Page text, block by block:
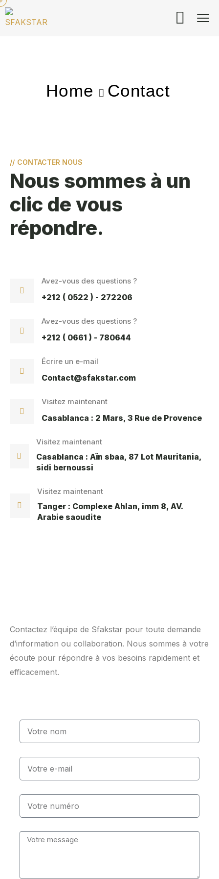
Home Contact
// CONTACTER NOUS
Nous sommes à un
clic de vous
répondre.
Avez-vous des questions ?
+212 ( 0522 ) - 272206
Avez-vous des questions ?
+212 ( 0661 ) - 780644
Écrire un e-mail
Contact@sfakstar.com
Visitez maintenant
Casablanca : 2 Mars, 3 Rue de Provence
Visitez maintenant
Casablanca : Aïn sbaa, 87 Lot Mauritania,
sidi bernoussi
Visitez maintenant
Tanger : Complexe Ahlan, imm 8, AV.
Arabie saoudite
Contactez l’équipe de Sfakstar pour toute demande
d’information ou collaboration. Nous sommes à votre
écoute pour répondre à vos besoins rapidement et
efficacement.